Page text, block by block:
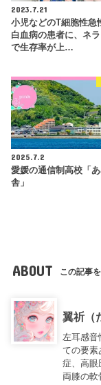
2023.7.21
小児などのT細胞性急
白血病の患者に、ネ
で生存率が上…
2025.7.2
愛媛の通信制高校「
舎」
ABOUT この記事
翼祈（
左耳感音
ての要素
症、高眼
両膝の軟